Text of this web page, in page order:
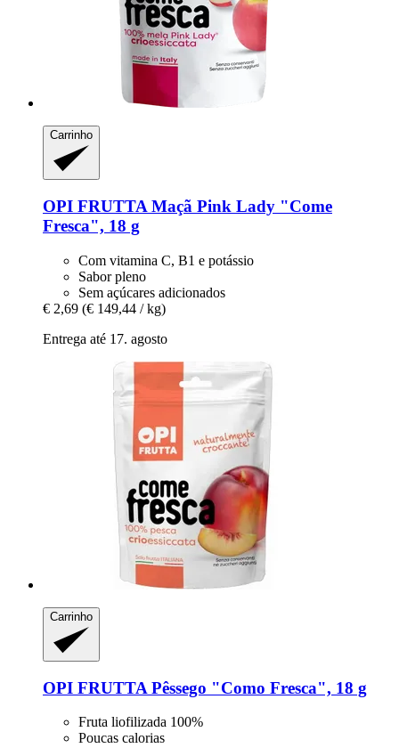
Carrinho
OPI FRUTTA Maçã Pink Lady "Come
Fresca", 18 g
Com vitamina C, B1 e potássio
Sabor pleno
Sem açúcares adicionados
€ 2,69 (€ 149,44 / kg)
Entrega até 17. agosto
Carrinho
OPI FRUTTA Pêssego "Como Fresca", 18 g
Fruta liofilizada 100%
Poucas calorias